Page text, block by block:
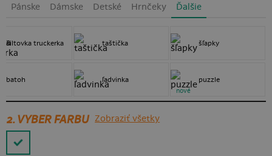
Pánske Dámske Detské Hrnčeky Ďalšie
šiltovka truckerka
batoh
taštička
ľadvinka
šľapky
puzzle
nové
2. VYBER FARBU Zobraziť všetky